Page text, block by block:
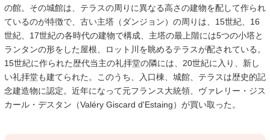
の館。その城館は、テラスの周りに異なる高さの建物を配して作られ
ているのが特徴で、古い主塔（ダンジョン）の周りは、15世紀、16
世紀、17世紀の各時代の建物で構成、主塔の最上階には5つの小塔と
ランタンの形をした屋根、ロット川を眺めるテラスが配されている。
15世紀に作られた歴代当主の礼拝堂の隣には、20世紀に入り、新し
い礼拝堂も建てられた。このうち、入口棟、城館、テラスは歴史的記
念建造物に認定。近年になって元フランス大統領、ヴァレリー・ジス
カール・デスタン（Valéry Giscard d'Estaing）が買い取った。